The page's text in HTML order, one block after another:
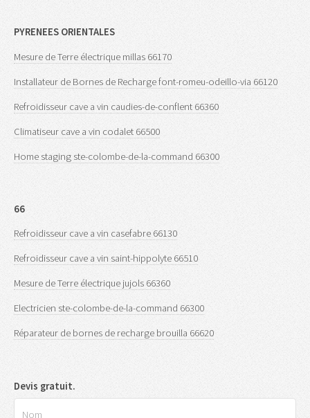
PYRENEES ORIENTALES
Mesure de Terre électrique millas 66170
Installateur de Bornes de Recharge font-romeu-odeillo-via 66120
Refroidisseur cave a vin caudies-de-conflent 66360
Climatiseur cave a vin codalet 66500
Home staging ste-colombe-de-la-command 66300
66
Refroidisseur cave a vin casefabre 66130
Refroidisseur cave a vin saint-hippolyte 66510
Mesure de Terre électrique jujols 66360
Electricien ste-colombe-de-la-command 66300
Réparateur de bornes de recharge brouilla 66620
Devis gratuit.